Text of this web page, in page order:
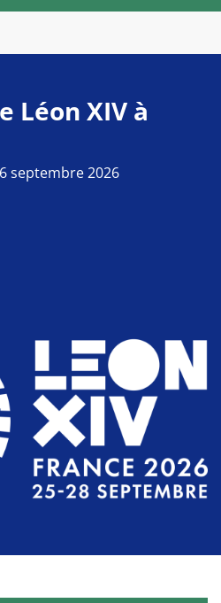
Léon XIV à
septembre 2026